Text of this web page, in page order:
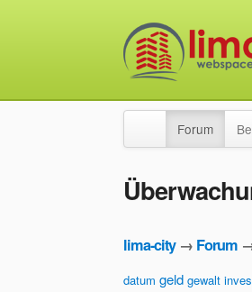
Forum
lima-city→ Forum
datum geld gewalt